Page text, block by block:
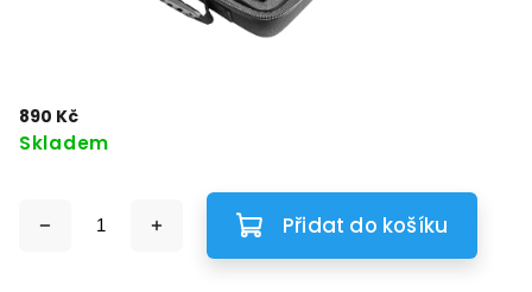
890 Kč
Skladem
Přidat do košíku